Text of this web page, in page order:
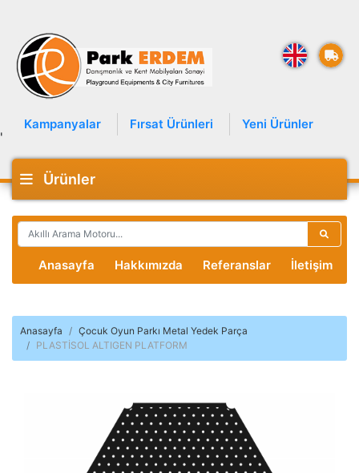
Kampanyalar Fırsat Ürünleri Yeni Ürünler
'
Ürünler
Anasayfa Hakkımızda Referanslar İletişim
Anasayfa
Çocuk Oyun Parkı Metal Yedek Parça
PLASTİSOL ALTIGEN PLATFORM